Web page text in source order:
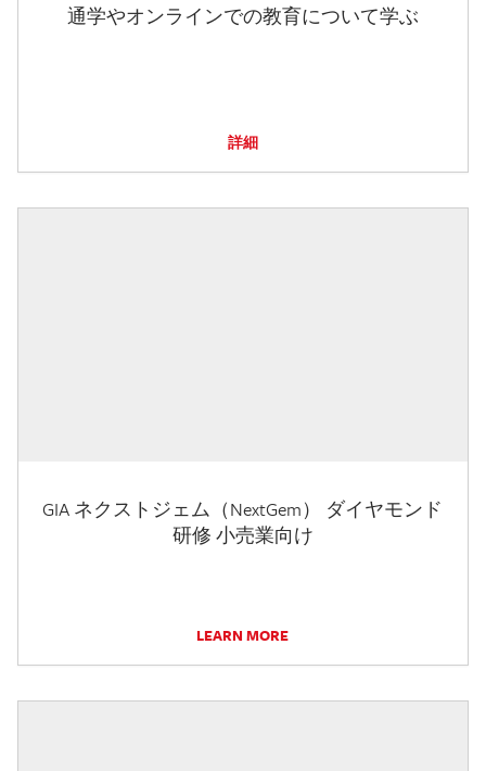
通学やオンラインでの教育について学ぶ
詳細
GIA ネクストジェム（NextGem） ダイヤモンド
研修 小売業向け
LEARN MORE